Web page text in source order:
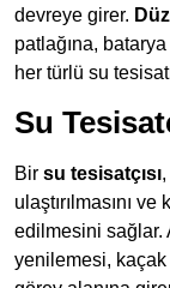
devreye girer.
patlağına,
her türlü su
Su
Bir su tesisatçısı
ulaştırılmasını
edilmesini sağlar.
yenilemesi, kaçak